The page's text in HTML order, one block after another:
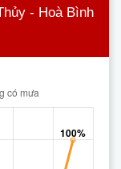
- Hoà Bình